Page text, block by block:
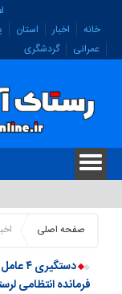
خانه
اخبار استان
عمرانی
گردشگری
صفحه اصلی
فرمانده انتظامی